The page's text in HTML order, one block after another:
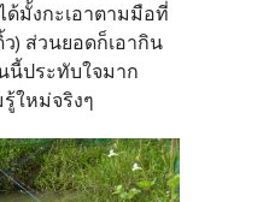
ด้มั้งกะเอาตามมือที่
) ส่วนยอดก็เอากิน
นี้ประทับใจมาก
ใหม่จริงๆ